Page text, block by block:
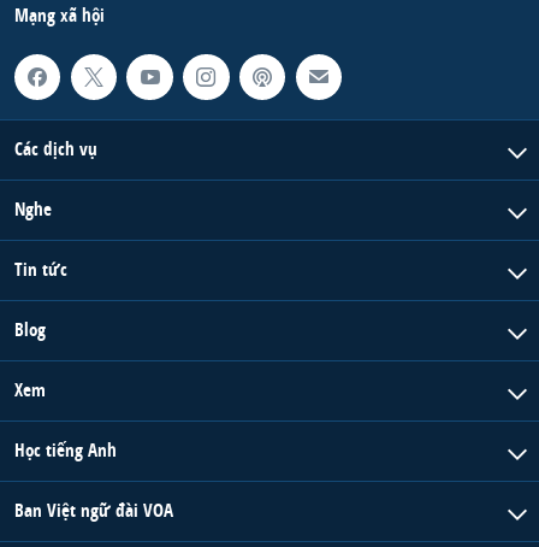
Mạng xã hội
Các dịch vụ
Nghe
Tin tức
Blog
Xem
Học tiếng Anh
Ban Việt ngữ đài VOA